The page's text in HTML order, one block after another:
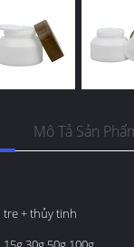
Mô Tả Sản
tre + thủy tinh